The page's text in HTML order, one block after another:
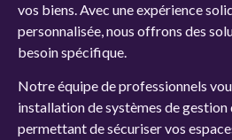
vos biens. Avec une expérience
personnalisée, nous offrons des
besoin spécifique.
Notre équipe de professionnels
installation de systèmes de gestion
permettant de sécuriser vos